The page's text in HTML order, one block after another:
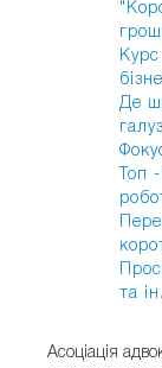
Де
Топ
та ін.
Асоціація